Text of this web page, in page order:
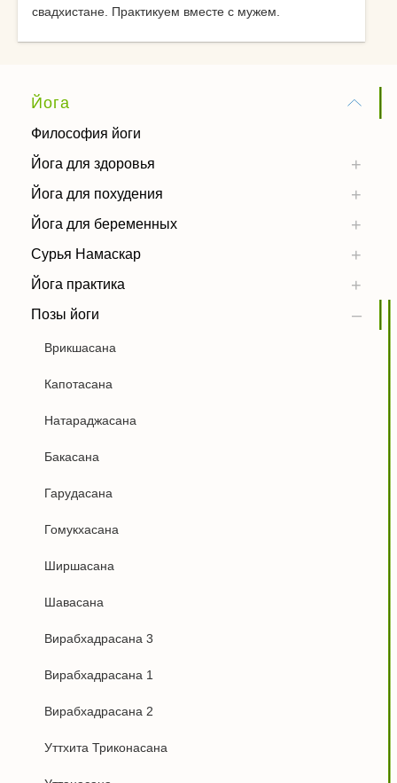
свадхистане. Практикуем вместе с мужем.
Йога
Философия йоги
Йога для здоровья
Йога для похудения
Йога для беременных
Сурья Намаскар
Йога практика
Позы йоги
Врикшасана
Капотасана
Натараджасана
Бакасана
Гарудасана
Гомукхасана
Ширшасана
Шавасана
Вирабхадрасана 3
Вирабхадрасана 1
Вирабхадрасана 2
Уттхита Триконасана